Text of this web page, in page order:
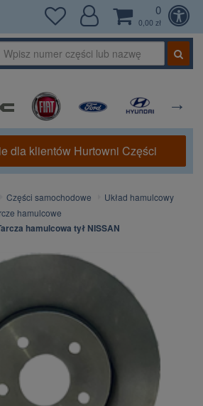
0
0,00 zł
dla klientów Hurtowni Części
Części samochodowe
Układ hamulcowy
hamulcowe
hamulcowa tył NISSAN